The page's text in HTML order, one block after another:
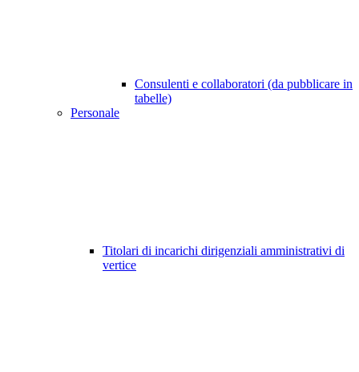
Consulenti e collaboratori (da pubblicare in
tabelle)
Personale
Titolari di incarichi dirigenziali amministrativi di
vertice